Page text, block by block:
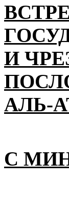
И
АЛЬ-
С